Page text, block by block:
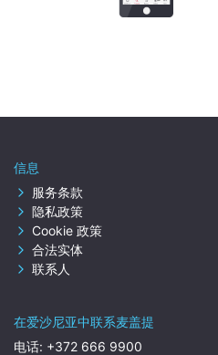
信息
服务条款
隐私政策
Cookie 政策
合法实体
联系人
在爱沙尼亚中联系麦盖提
电话: +372 666 9900